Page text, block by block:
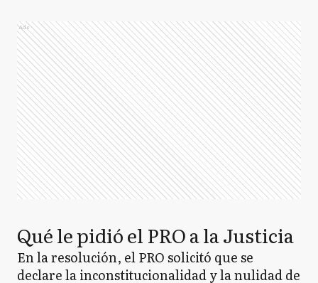
Ads
Qué le pidió el PRO a la Justicia
En la resolución, el PRO solicitó que se
declare la inconstitucionalidad y la nulidad de